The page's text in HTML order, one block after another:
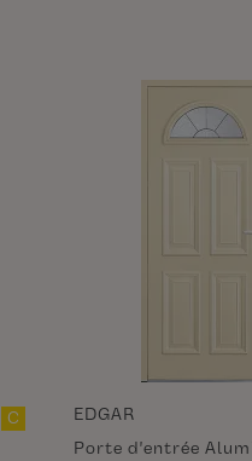
C
EDGAR
Porte d'entrée